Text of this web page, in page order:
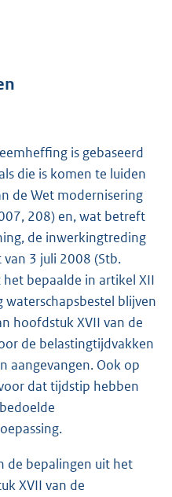
is gebaseerd
die is komen te luiden
de Wet modernisering
208) en, wat betreft
de inwerkingtreding
3 juli 2008 (Stb.
bepaalde in artikel XII
blijven
hoofdstuk XVII van de
de belastingtijdvakken
aangevangen. Ook op
dat tijdstip hebben
de bepalingen uit het
XVII van de